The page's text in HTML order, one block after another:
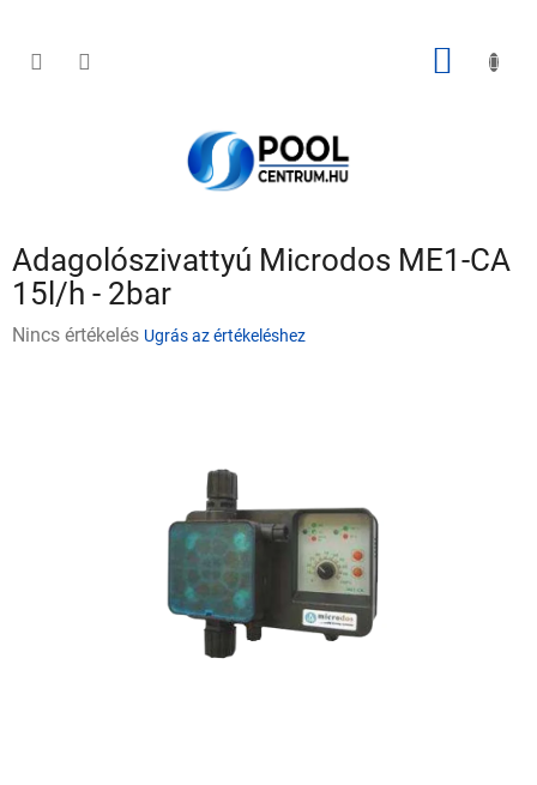
KOSÁR
Adagolószivattyú Microdos ME1-CA
15l/h - 2bar
ANincs értékelés Ugrás az értékeléshez